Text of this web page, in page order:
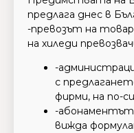
предлага днес в
-превозът на
на хиледи
-
с
фирми, на по-
-абонаментът
вижда